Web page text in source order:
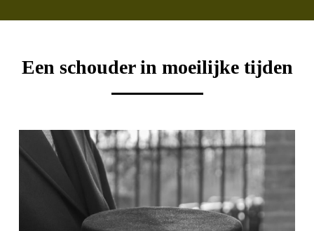
Een schouder in moeilijke tijden